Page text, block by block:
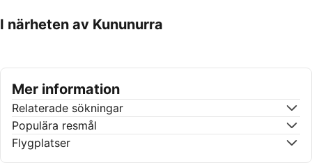
I närheten av Kununurra
Mer information
Relaterade sökningar
Populära resmål
Flygplatser